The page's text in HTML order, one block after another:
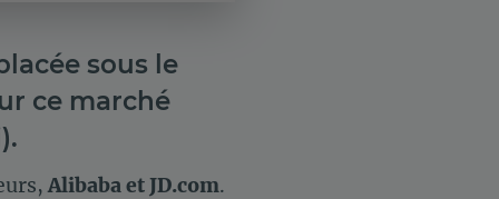
sous le
ce marché
Alibaba et JD.com.